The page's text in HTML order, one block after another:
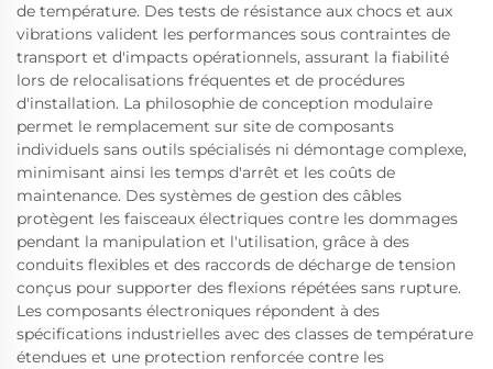
de température. Des tests de résistance aux chocs et aux
vibrations valident les performances sous contraintes de
transport et d'impacts opérationnels, assurant la fiabilité
lors de relocalisations fréquentes et de procédures
d'installation. La philosophie de conception modulaire
permet le remplacement sur site de composants
individuels sans outils spécialisés ni démontage complexe,
minimisant ainsi les temps d'arrêt et les coûts de
maintenance. Des systèmes de gestion des câbles
protègent les faisceaux électriques contre les dommages
pendant la manipulation et l'utilisation, grâce à des
conduits flexibles et des raccords de décharge de tension
conçus pour supporter des flexions répétées sans rupture.
Les composants électroniques répondent à des
spécifications industrielles avec des classes de température
étendues et une protection renforcée contre les